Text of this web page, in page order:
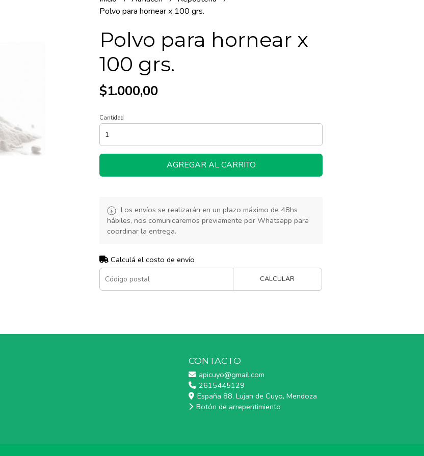
Polvo para hornear x 100 grs.
Polvo para hornear x
100 grs.
$1.000,00
Cantidad
AGREGAR AL CARRITO
Los envíos se realizarán en un plazo máximo de 48hs
hábiles, nos comunicaremos previamente por Whatsapp para
coordinar la entrega.
Calculá el costo de envío
CALCULAR
CONTACTO
apicuyo@gmail.com
2615445129
España 88, Lujan de Cuyo, Mendoza
Botón de arrepentimiento